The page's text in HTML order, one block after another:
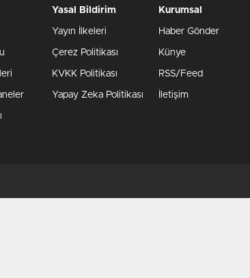
Yasal Bildirim
Yayın İlkeleri
Çerez Politikası
KVKK Politikası
Yapay Zeka Politikası
Kurumsal
Haber Gönder
Künye
RSS/Feed
İletişim